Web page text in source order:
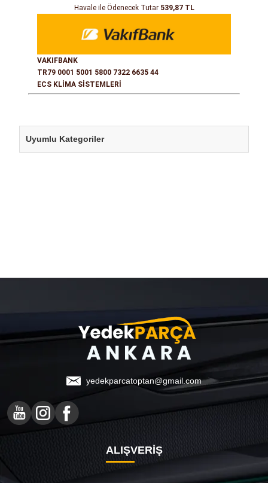
Havale ile Ödenecek Tutar 539,87 TL
VAKIFBANK
TR79 0001 5001 5800 7322 6635 44
ECS KLİMA SİSTEMLERİ
Uyumlu Kategoriler
yedekparcatoptan@gmail.com
ALIŞVERİŞ